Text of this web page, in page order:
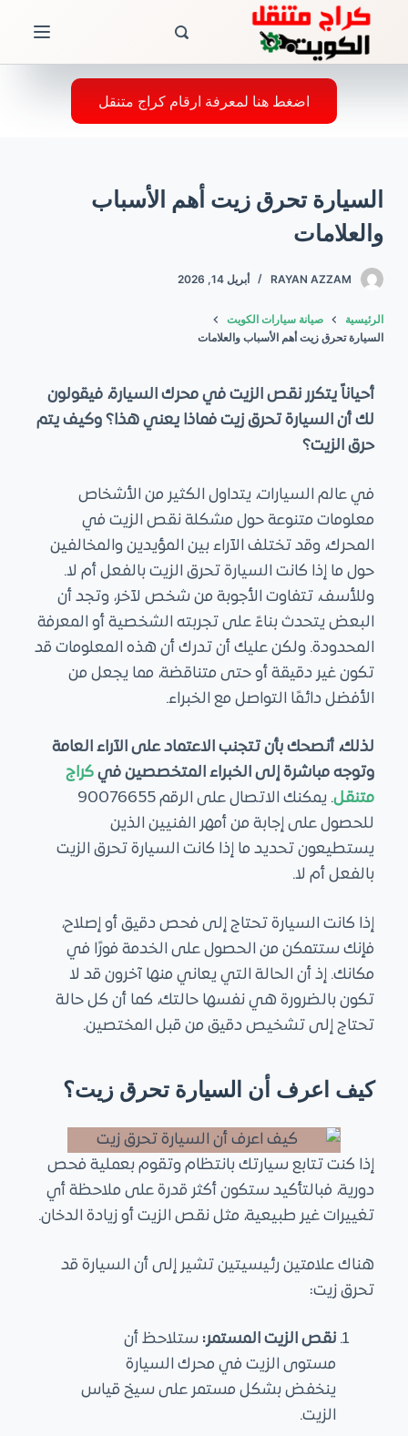
اضغط هنا لمعرفة ارقام كراج متنقل
السيارة تحرق زيت أهم الأسباب
والعلامات
RAYAN AZZAM أبريل 14, 2026
الرئيسية
صيانة سيارات الكويت
السيارة تحرق زيت أهم الأسباب والعلامات
أحياناً يتكرر نقص الزيت في محرك السيارة، فيقولون
لك أن السيارة تحرق زيت فماذا يعني هذا؟ وكيف يتم
حرق الزيت؟
في عالم السيارات، يتداول الكثير من الأشخاص
معلومات متنوعة حول مشكلة نقص الزيت في
المحرك، وقد تختلف الآراء بين المؤيدين والمخالفين
حول ما إذا كانت السيارة تحرق الزيت بالفعل أم لا.
وللأسف، تتفاوت الأجوبة من شخص لآخر، وتجد أن
البعض يتحدث بناءً على تجربته الشخصية أو المعرفة
المحدودة. ولكن عليك أن تدرك أن هذه المعلومات قد
تكون غير دقيقة أو حتى متناقضة، مما يجعل من
الأفضل دائمًا التواصل مع الخبراء.
لذلك، أنصحك بأن تتجنب الاعتماد على الآراء العامة
وتوجه مباشرة إلى الخبراء المتخصصين في كراج
متنقل
. يمكنك الاتصال على الرقم 90076655
للحصول على إجابة من أمهر الفنيين الذين
يستطيعون تحديد ما إذا كانت السيارة تحرق الزيت
بالفعل أم لا.
إذا كانت السيارة تحتاج إلى فحص دقيق أو إصلاح،
فإنك ستتمكن من الحصول على الخدمة فورًا في
مكانك. إذ أن الحالة التي يعاني منها آخرون قد لا
تكون بالضرورة هي نفسها حالتك، كما أن كل حالة
تحتاج إلى تشخيص دقيق من قبل المختصين.
كيف اعرف أن السيارة تحرق زيت؟
إذا كنت تتابع سيارتك بانتظام وتقوم بعملية فحص
دورية، فبالتأكيد ستكون أكثر قدرة على ملاحظة أي
تغييرات غير طبيعية، مثل نقص الزيت أو زيادة الدخان.
هناك علامتين رئيسيتين تشير إلى أن السيارة قد
تحرق زيت:
نقص الزيت المستمر: ستلاحظ أن
مستوى الزيت في محرك السيارة
ينخفض بشكل مستمر على سيخ قياس
الزيت.